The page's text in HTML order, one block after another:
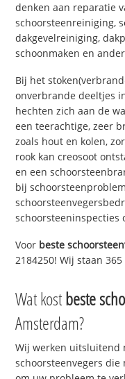
denken aan reparatie
schoorsteenreiniging,
dakgevelreiniging,
schoonmaken en
Bij het
onverbrande deeltjes
hechten zich aan de
een teerachtige, zeer
zoals hout en kolen,
rook kan creosoot
en een
bij
schoorsteeninspecties
Voor beste
2184250! Wij staan
Wat kostbeste
Amsterdam?
Wij werken uitsluitend
schoorsteenvegers